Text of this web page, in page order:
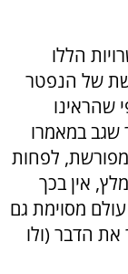
הללו
של הנפטר
שהראינו
שגב במאמרו
לפחות
אין בכך
מסוימת גם
הדבר (ולו